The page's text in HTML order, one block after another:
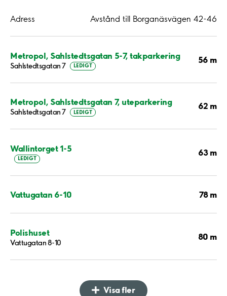
Adress Avstånd till Borganäsvägen 42-46
Metropol, Sahlstedtsgatan 5-7, takparkering
Sahlstedtsgatan 7 LEDIGT
56 m
Metropol, Sahlstedtsgatan 7, uteparkering
Sahlstedtsgatan 7 LEDIGT
62 m
Wallintorget 1-5
LEDIGT
63 m
Vattugatan 6-10 78 m
Polishuset
Vattugatan 8-10
80 m
Visa fler